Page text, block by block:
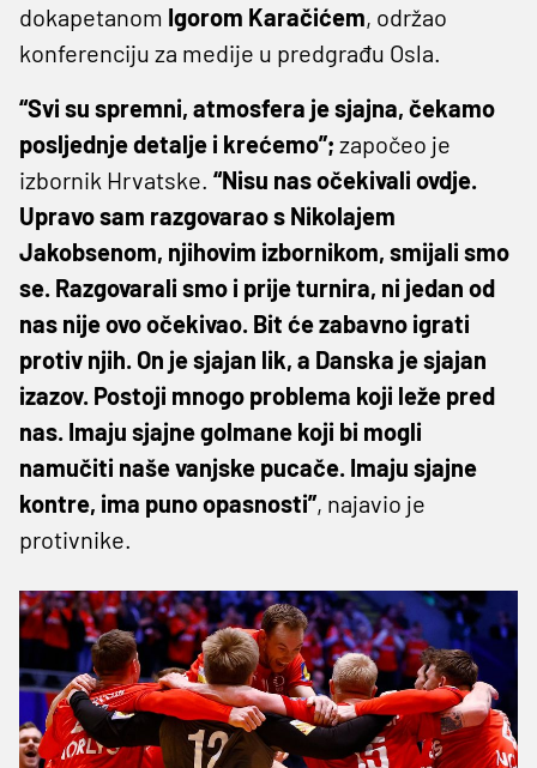
dokapetanom Igorom Karačićem, održao
konferenciju za medije u predgrađu Osla.
“Svi su spremni, atmosfera je sjajna, čekamo
posljednje detalje i krećemo”; započeo je
izbornik Hrvatske. “Nisu nas očekivali ovdje.
Upravo sam razgovarao s Nikolajem
Jakobsenom, njihovim izbornikom, smijali smo
se. Razgovarali smo i prije turnira, ni jedan od
nas nije ovo očekivao. Bit će zabavno igrati
protiv njih. On je sjajan lik, a Danska je sjajan
izazov. Postoji mnogo problema koji leže pred
nas. Imaju sjajne golmane koji bi mogli
namučiti naše vanjske pucače. Imaju sjajne
kontre, ima puno opasnosti”, najavio je
protivnike.